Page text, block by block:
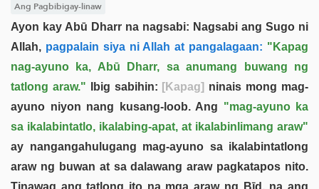
Ang Pagbibigay-linaw
Ayon kay Abū Dharr na nagsabi: Nagsabi ang Sugo ni
Allah, pagpalain siya ni Allah at pangalagaan: "Kapag
nag-ayuno ka, Abū Dharr, sa anumang buwang ng
tatlong araw." Ibig sabihin: [Kapag] ninais mong mag-
ayuno niyon nang kusang-loob. Ang "mag-ayuno ka
sa ikalabintatlo, ikalabing-apat, at ikalabinlimang araw"
ay nangangahulugang mag-ayuno sa ikalabintatlong
araw ng buwan at sa dalawang araw pagkatapos nito.
Tinawag ang tatlong ito na mga araw ng Bīḍ, na ang